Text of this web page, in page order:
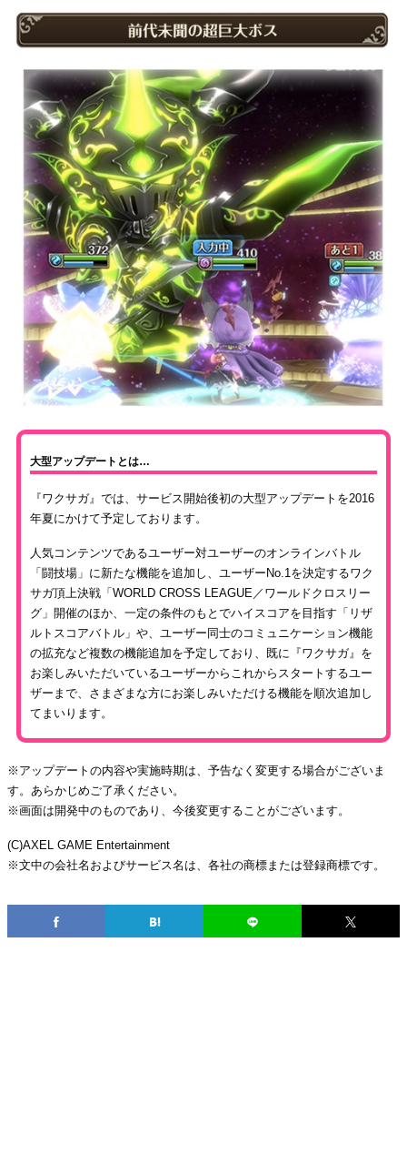
大型アップデートとは…
『ワクサガ』では、サービス開始後初の大型アップデートを2016
年夏にかけて予定しております。
人気コンテンツであるユーザー対ユーザーのオンラインバトル
「闘技場」に新たな機能を追加し、ユーザーNo.1を決定するワク
サガ頂上決戦「WORLD CROSS LEAGUE／ワールドクロスリー
グ」開催のほか、一定の条件のもとでハイスコアを目指す「リザ
ルトスコアバトル」や、ユーザー同士のコミュニケーション機能
の拡充など複数の機能追加を予定しており、既に『ワクサガ』を
お楽しみいただいているユーザーからこれからスタートするユー
ザーまで、さまざまな方にお楽しみいただける機能を順次追加し
てまいります。
※アップデートの内容や実施時期は、予告なく変更する場合がございま
す。あらかじめご了承ください。
※画面は開発中のものであり、今後変更することがございます。
(C)AXEL GAME Entertainment
※文中の会社名およびサービス名は、各社の商標または登録商標です。